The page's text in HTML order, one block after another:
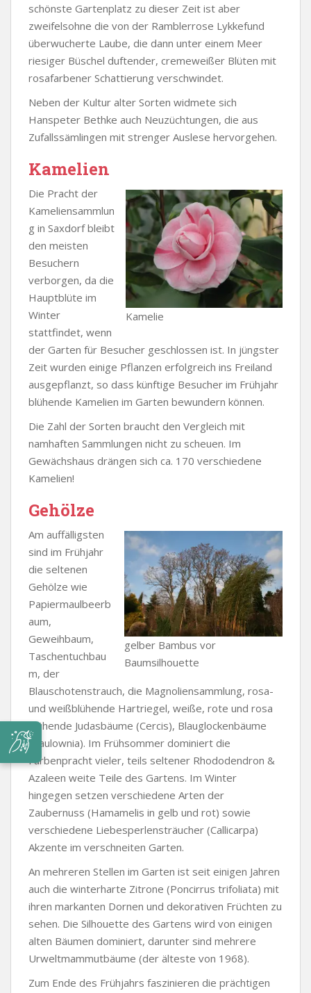
schönste Gartenplatz zu dieser Zeit ist aber
zweifelsohne die von der Ramblerrose Lykkefund
überwucherte Laube, die dann unter einem Meer
riesiger Büschel duftender, cremeweißer Blüten mit
rosafarbener Schattierung verschwindet.
Neben der Kultur alter Sorten widmete sich
Hanspeter Bethke auch Neuzüchtungen, die aus
Zufallssämlingen mit strenger Auslese hervorgehen.
Kamelien
Kamelie
Die Pracht der
Kameliensammlun
g in Saxdorf bleibt
den meisten
Besuchern
verborgen, da die
Hauptblüte im
Winter
stattfindet, wenn
der Garten für Besucher geschlossen ist. In jüngster
Zeit wurden einige Pflanzen erfolgreich ins Freiland
ausgepflanzt, so dass künftige Besucher im Frühjahr
blühende Kamelien im Garten bewundern können.
Die Zahl der Sorten braucht den Vergleich mit
namhaften Sammlungen nicht zu scheuen. Im
Gewächshaus drängen sich ca. 170 verschiedene
Kamelien!
Gehölze
gelber Bambus vor
Baumsilhouette
Am auffälligsten
sind im Frühjahr
die seltenen
Gehölze wie
Papiermaulbeerb
aum,
Geweihbaum,
Taschentuchbau
m, der
Blauschotenstrauch, die Magnoliensammlung, rosa-
und weißblühende Hartriegel, weiße, rote und rosa
blühende Judasbäume (Cercis), Blauglockenbäume
(Paulownia). Im Frühsommer dominiert die
Farbenpracht vieler, teils seltener Rhododendron &
Azaleen weite Teile des Gartens. Im Winter
hingegen setzen verschiedene Arten der
Zaubernuss (Hamamelis in gelb und rot) sowie
verschiedene Liebesperlensträucher (Callicarpa)
Akzente im verschneiten Garten.
An mehreren Stellen im Garten ist seit einigen Jahren
auch die winterharte Zitrone (Poncirrus trifoliata) mit
ihren markanten Dornen und dekorativen Früchten zu
sehen. Die Silhouette des Gartens wird von einigen
alten Bäumen dominiert, darunter sind mehrere
Urweltmammutbäume (der älteste von 1968).
Zum Ende des Frühjahrs faszinieren die prächtigen